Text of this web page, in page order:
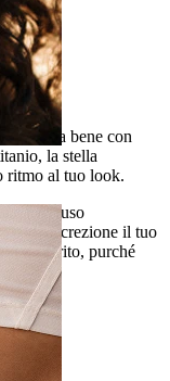
che sta bene con
la stella
ritmo al tuo look.
per l'uso
con discrezione il tuo
preferito, purché